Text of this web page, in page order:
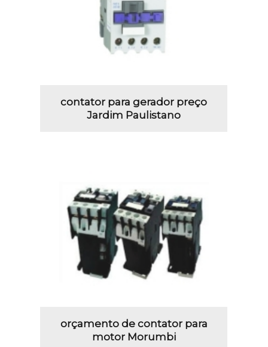
contator para gerador preço
Jardim Paulistano
orçamento de contator para
motor Morumbi